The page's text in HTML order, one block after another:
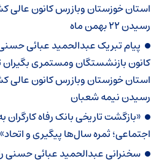
استان خوزستان وبازرس کانون عالی
رسیدن ۲۲ بهمن ماه
پیام تبریک عبدالحمید عبائی
کانون بازنشستگان ومستمری بگیران
استان خوزستان وبازرس کانون عالی
رسیدن نیمه شعبان
«بازگشت تاریخی بانک رفاه کارگران
اجتماعی؛ ثمره سال‌ها پیگیری و اتحاد»
سخنرانی عبدالحمید عبائی